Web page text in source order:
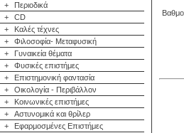
+
Περιοδικά
+
CD
+
Καλές τέχνες
+
Φιλοσοφία- Μεταφυσική
+
Γυναικεία θέματα
+
Φυσικές επιστήμες
+
Επιστημονική φαντασία
+
Οικολογία - Περιβάλλον
+
Κοινωνικές επιστήμες
+
Αστυνομικά και θρίλερ
+
Εφαρμοσμένες Επιστήμες